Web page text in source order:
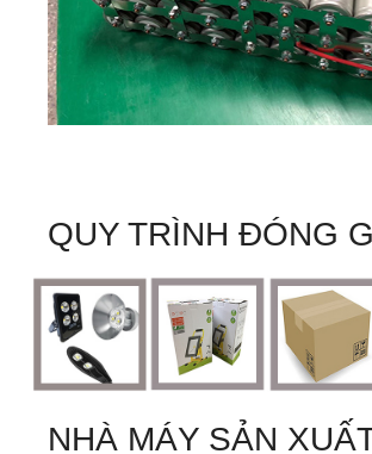
QUY TRÌNH ĐÓNG
NHÀ MÁY SẢN